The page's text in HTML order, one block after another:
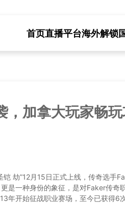
首页直播平台海外解锁
，加拿大玩家畅
铠 劫”12月15日正式上线，传奇选手
是一种身份的象征，是对Faker传奇
年开始征战职业赛场，至今已获得6